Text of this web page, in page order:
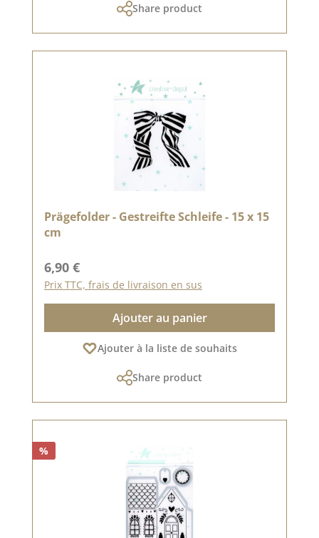
Share product
Prägefolder - Gestreifte Schleife - 15 x 15
cm
Prix régulier :
6,90 €
Prix TTC, frais de livraison en sus
Ajouter au panier
Ajouter à la liste de souhaits
Share product
%